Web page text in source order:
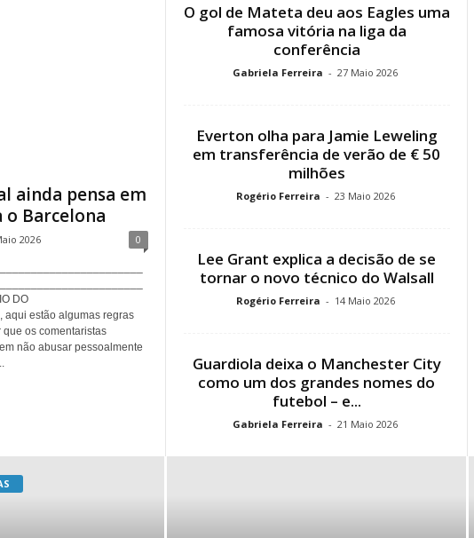
ainda pensa em
o Barcelona
2026 0
DO
aqui estão algumas regras
os comentaristas
não abusar pessoalmente
O gol de Mateta deu aos Eagles uma
famosa vitória na liga da
conferência
Gabriela Ferreira - 27 Maio 2026
Everton olha para Jamie Leweling
em transferência de verão de € 50
milhões
Rogério Ferreira - 23 Maio 2026
Lee Grant explica a decisão de se
tornar o novo técnico do Walsall
Rogério Ferreira - 14 Maio 2026
Guardiola deixa o Manchester City
como um dos grandes nomes do
futebol – e...
Gabriela Ferreira - 21 Maio 2026